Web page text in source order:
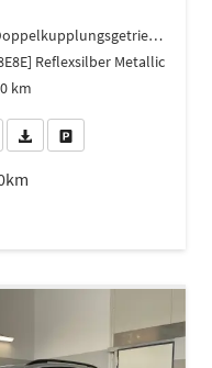
Doppelkupplungsgetriebe (DSG)
Reflexsilber Metallic
km
Wir rufen Sie anFahrzeugexposé (PDF)